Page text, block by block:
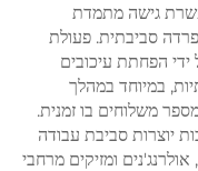
גישה מתמדת
סביבתית. פעולת
הפחתת עיכובים
במיוחד במהלך
משלוחים בו זמנית.
יוצרות סביבת עבודה
ומזיקים מרחבי